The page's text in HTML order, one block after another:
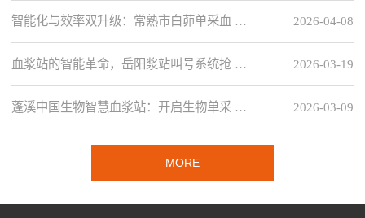
2026-04-08
智能化与效率双升级：常熟市白茆单采血 …
2026-03-19
血浆站的智能革命，岳阳浆站叫号系统抢 …
2026-03-09
蓬溪中国生物智慧血浆站：开启生物单采 …
MORE